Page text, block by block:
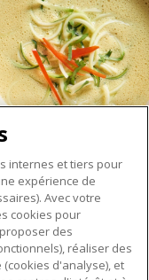
internes et tiers pour
expérience de
Avec votre
cookies pour
des
réaliser des
d'analyse), et